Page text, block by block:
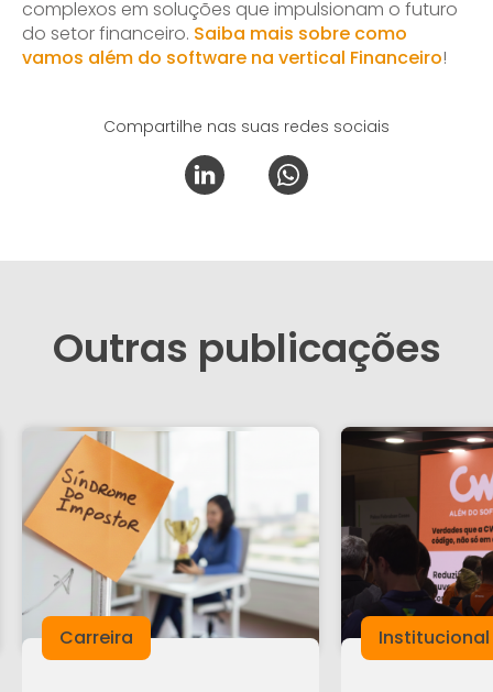
complexos em soluções que impulsionam o futuro
do setor financeiro. Saiba mais sobre como
vamos além do software na vertical Financeiro!
Compartilhe nas suas redes sociais
Outras publicações
Carreira Institucional